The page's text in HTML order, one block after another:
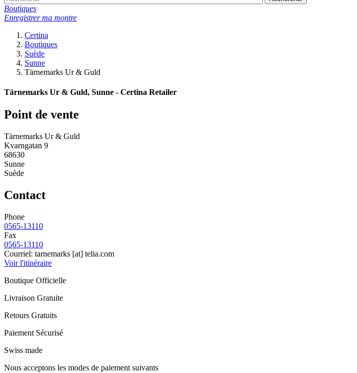
Boutiques
Enregistrer ma montre
Certina
Boutiques
Suède
Sunne
Tärnemarks Ur & Guld
Tärnemarks Ur & Guld, Sunne - Certina Retailer
Point de vente
Tärnemarks Ur & Guld
Kvarngatan 9
68630
Sunne
Suède
Contact
Phone
0565-13110
Fax
0565-13110
Courriel: tarnemarks [at] telia.com
Voir l'itinéraire
Boutique Officielle
Livraison Gratuite
Retours Gratuits
Paiement Sécurisé
Swiss made
Nous acceptons les modes de paiement suivants